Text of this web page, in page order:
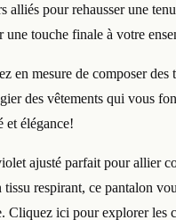
alliés pour rehausser une
une touche finale à votre
en mesure de composer
des vêtements qui vous
et élégance!
ajusté parfait pour allier
tissu respirant, ce pantalon
Cliquez ici pour explorer les